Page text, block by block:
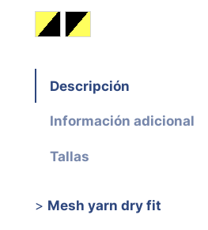
Amarillo Fluor / Negro
Negro / Amarillo Fluor
Descripción
Información adicional
Tallas
> Mesh yarn dry fit